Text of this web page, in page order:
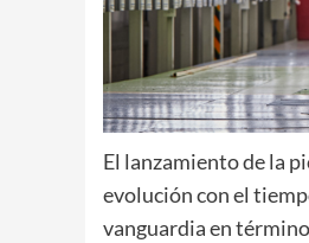
El lanzamiento de la
evolución con el
vanguardia en